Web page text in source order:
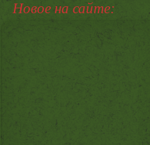
Новое на сайте: